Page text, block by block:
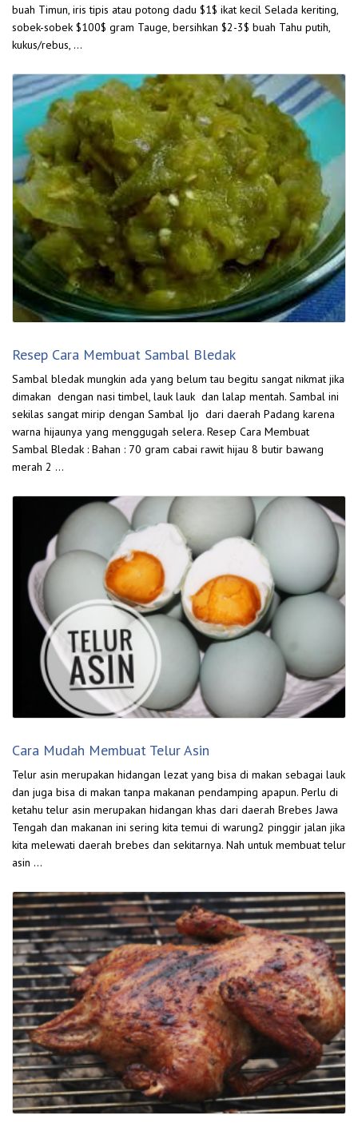
buah Timun, iris tipis atau potong dadu $1$ ikat kecil Selada keriting,
sobek-sobek $100$ gram Tauge, bersihkan $2-3$ buah Tahu putih,
kukus/rebus, …
Resep Cara Membuat Sambal Bledak
Sambal bledak mungkin ada yang belum tau begitu sangat nikmat jika
dimakan dengan nasi timbel, lauk lauk dan lalap mentah. Sambal ini
sekilas sangat mirip dengan Sambal Ijo dari daerah Padang karena
warna hijaunya yang menggugah selera. Resep Cara Membuat
Sambal Bledak : Bahan : 70 gram cabai rawit hijau 8 butir bawang
merah 2 …
Cara Mudah Membuat Telur Asin
Telur asin merupakan hidangan lezat yang bisa di makan sebagai lauk
dan juga bisa di makan tanpa makanan pendamping apapun. Perlu di
ketahu telur asin merupakan hidangan khas dari daerah Brebes Jawa
Tengah dan makanan ini sering kita temui di warung2 pinggir jalan jika
kita melewati daerah brebes dan sekitarnya. Nah untuk membuat telur
asin …